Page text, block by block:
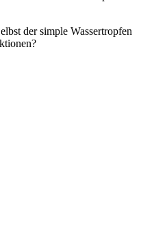
der simple Wassertropfen